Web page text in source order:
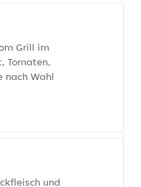
Grill im
Tomaten,
nach Wahl
und